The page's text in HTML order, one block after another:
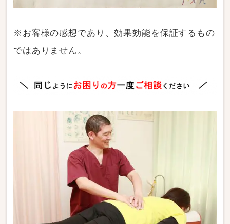
※お客様の感想であり、効果効能を保証するもの
ではありません。